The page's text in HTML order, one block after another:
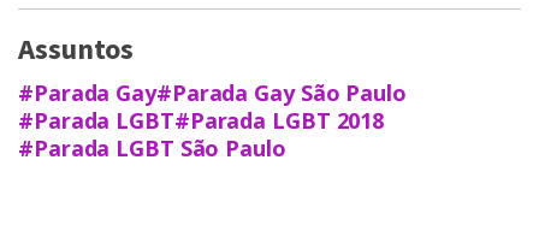
Assuntos
#Parada Gay#Parada Gay São Paulo
#Parada LGBT#Parada LGBT 2018
#Parada LGBT São Paulo